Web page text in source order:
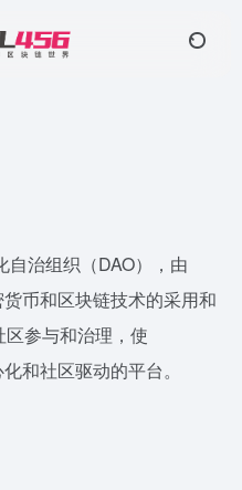
自治组织（DAO），由
币和区块链技术的采用和
参与和治理，使
和社区驱动的平台。